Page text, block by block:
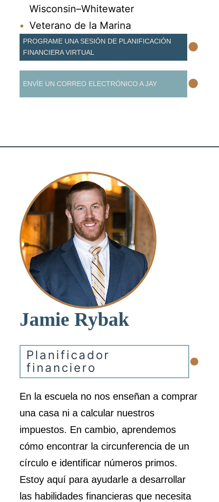
Wisconsin–Whitewater
Veterano de la Marina
PROGRAME UNA SESIÓN DE PLANIFICACIÓN
FINANCIERA VIRTUAL
•
ENVÍE UN CORREO ELECTRÓNICO A JAY •
Jamie Rybak
Planificador
financiero
•
En la escuela no nos enseñan a comprar
una casa ni a calcular nuestros
impuestos. En cambio, aprendemos
cómo encontrar la circunferencia de un
círculo e identificar números primos.
Estoy aquí para ayudarle a desarrollar
las habilidades financieras que necesita